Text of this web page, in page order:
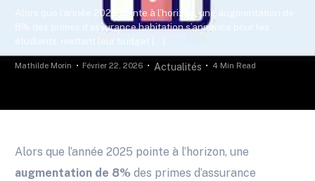
Alors que l’année 2025 pointe à l’horizon, une augmentation de
8% des primes d’assurance habitation s’annonce pour les
étudiants, mettant leur budget […]
Mathilde Morin Février 22, 2026 Actualités 4 Min Read
Alors que l’année 2025 pointe à l’horizon, une
augmentation de 8% des primes d’assurance